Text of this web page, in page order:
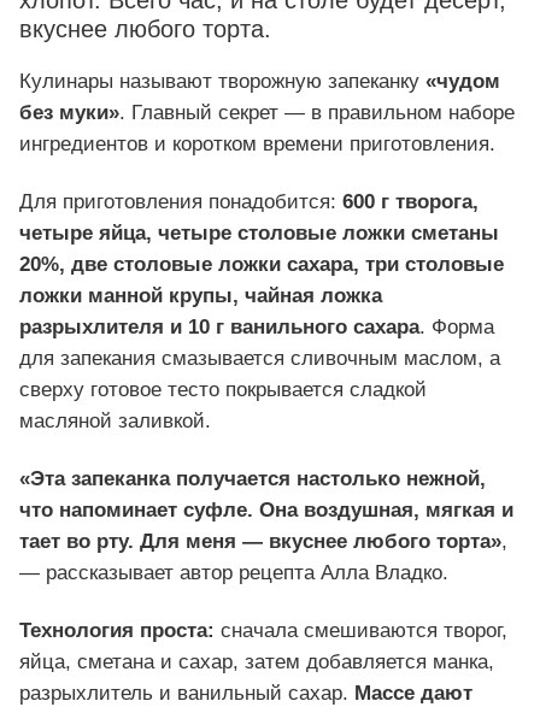
вкуснее любого торта.
Кулинары называют творожную запеканку «чудом
без муки». Главный секрет — в правильном наборе
ингредиентов и коротком времени приготовления.
Для приготовления понадобится: 600 г творога,
четыре яйца, четыре столовые ложки сметаны
20%, две столовые ложки сахара, три столовые
ложки манной крупы, чайная ложка
разрыхлителя и 10 г ванильного сахара. Форма
для запекания смазывается сливочным маслом, а
сверху готовое тесто покрывается сладкой
масляной заливкой.
«Эта запеканка получается настолько нежной,
что напоминает суфле. Она воздушная, мягкая и
тает во рту. Для меня — вкуснее любого торта»,
— рассказывает автор рецепта Алла Владко.
Технология проста: сначала смешиваются творог,
яйца, сметана и сахар, затем добавляется манка,
разрыхлитель и ванильный сахар. Массе дают